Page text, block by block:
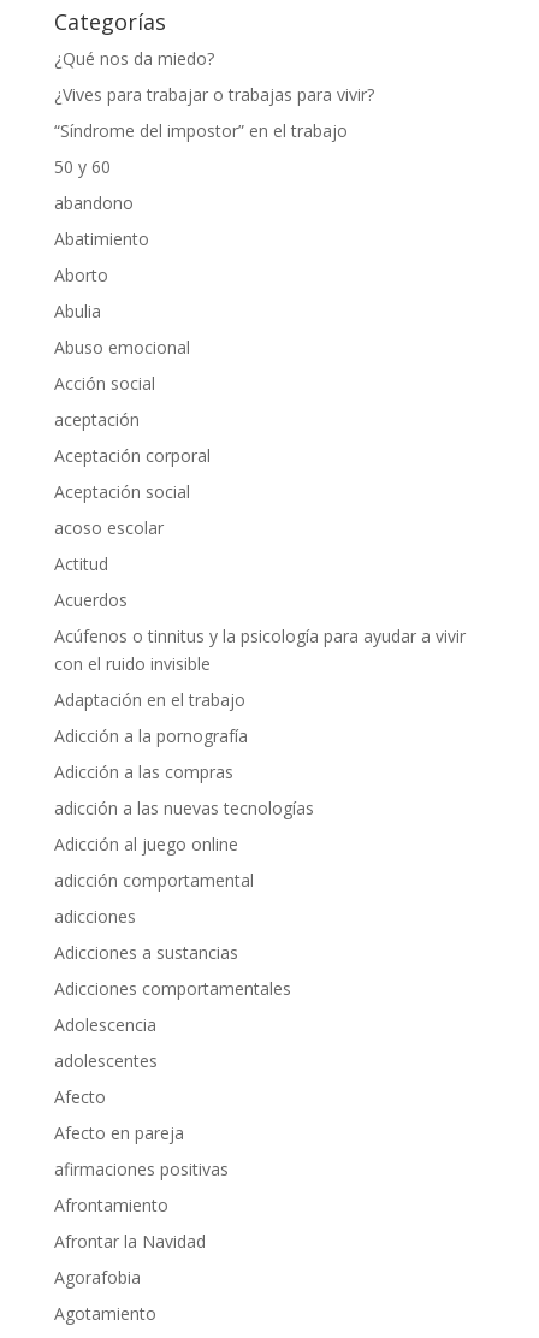
Categorías
¿Qué nos da miedo?
¿Vives para trabajar o trabajas para vivir?
“Síndrome del impostor” en el trabajo
50 y 60
abandono
Abatimiento
Aborto
Abulia
Abuso emocional
Acción social
aceptación
Aceptación corporal
Aceptación social
acoso escolar
Actitud
Acuerdos
Acúfenos o tinnitus y la psicología para ayudar a vivir
con el ruido invisible
Adaptación en el trabajo
Adicción a la pornografía
Adicción a las compras
adicción a las nuevas tecnologías
Adicción al juego online
adicción comportamental
adicciones
Adicciones a sustancias
Adicciones comportamentales
Adolescencia
adolescentes
Afecto
Afecto en pareja
afirmaciones positivas
Afrontamiento
Afrontar la Navidad
Agorafobia
Agotamiento